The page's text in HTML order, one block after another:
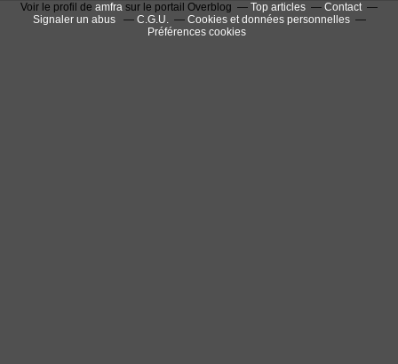
Voir le profil de amfra sur le portail Overblog Top articles
Contact
Signaler un abus
C.G.U.
Cookies et données personnelles
Préférences cookies